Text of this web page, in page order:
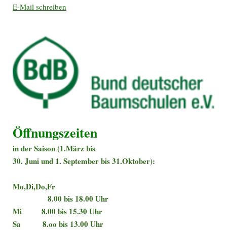
E-Mail schreiben
Öffnungszeiten
in der Saison (1.März bis
30. Juni und 1. September bis 31.Oktober):
Mo,Di,Do,Fr
8.00 bis 18.00 Uhr
Mi 8.00 bis 15.30 Uhr
Sa 8.oo bis 13.00 Uhr